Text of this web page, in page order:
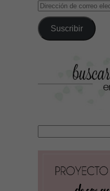
Dirección
correo
electrónico
Suscribir